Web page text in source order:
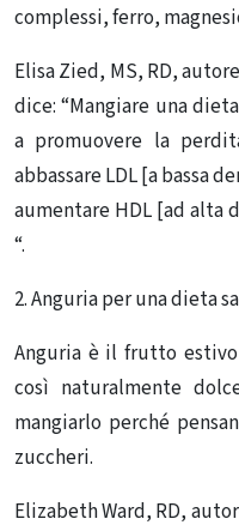
complessi, ferro,
Elisa Zied, MS, RD,
dice: “Mangiare una
a promuovere la
abbassare LDL [a bassa
aumentare HDL [ad alta
“.
2. Anguria per una dieta
Anguria è il frutto
così naturalmente
mangiarlo perché
zuccheri.
Elizabeth Ward, RD,